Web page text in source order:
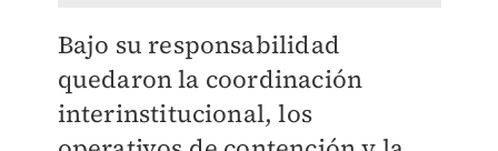
Bajo su responsabilidad
quedaron la coordinación
interinstitucional, los